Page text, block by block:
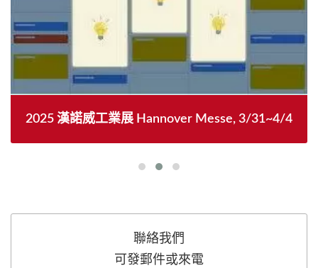
2025 漢諾威工業展 Hannover Messe, 3/31~4/4
聯絡我們
可發郵件或來電